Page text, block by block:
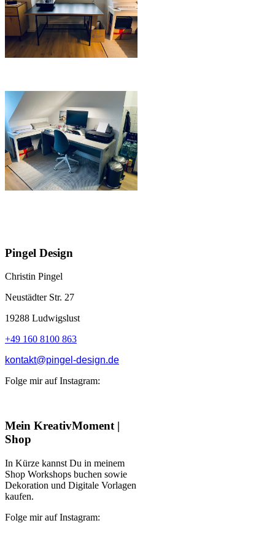
Pingel Design
Christin Pingel
Neustädter Str. 27
19288 Ludwigslust
+49 160 8100 863
kontakt@pingel-design.de
Folge mir auf Instagram:
Mein KreativMoment |
Shop
In Kürze kannst Du in meinem
Shop Workshops buchen sowie
Dekoration und Digitale Vorlagen
kaufen.
Folge mir auf Instagram: